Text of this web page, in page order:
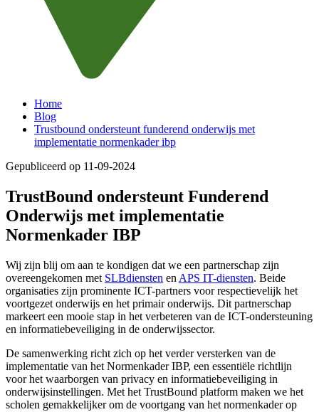
Home
Blog
Trustbound ondersteunt funderend onderwijs met
implementatie normenkader ibp
Gepubliceerd op 11-09-2024
TrustBound ondersteunt Funderend
Onderwijs met implementatie
Normenkader IBP
Wij zijn blij om aan te kondigen dat we een partnerschap zijn
overeengekomen met SLBdiensten en APS IT-diensten. Beide
organisaties zijn prominente ICT-partners voor respectievelijk het
voortgezet onderwijs en het primair onderwijs. Dit partnerschap
markeert een mooie stap in het verbeteren van de ICT-ondersteuning
en informatiebeveiliging in de onderwijssector.
De samenwerking richt zich op het verder versterken van de
implementatie van het Normenkader IBP, een essentiële richtlijn
voor het waarborgen van privacy en informatiebeveiliging in
onderwijsinstellingen. Met het TrustBound platform maken we het
scholen gemakkelijker om de voortgang van het normenkader op